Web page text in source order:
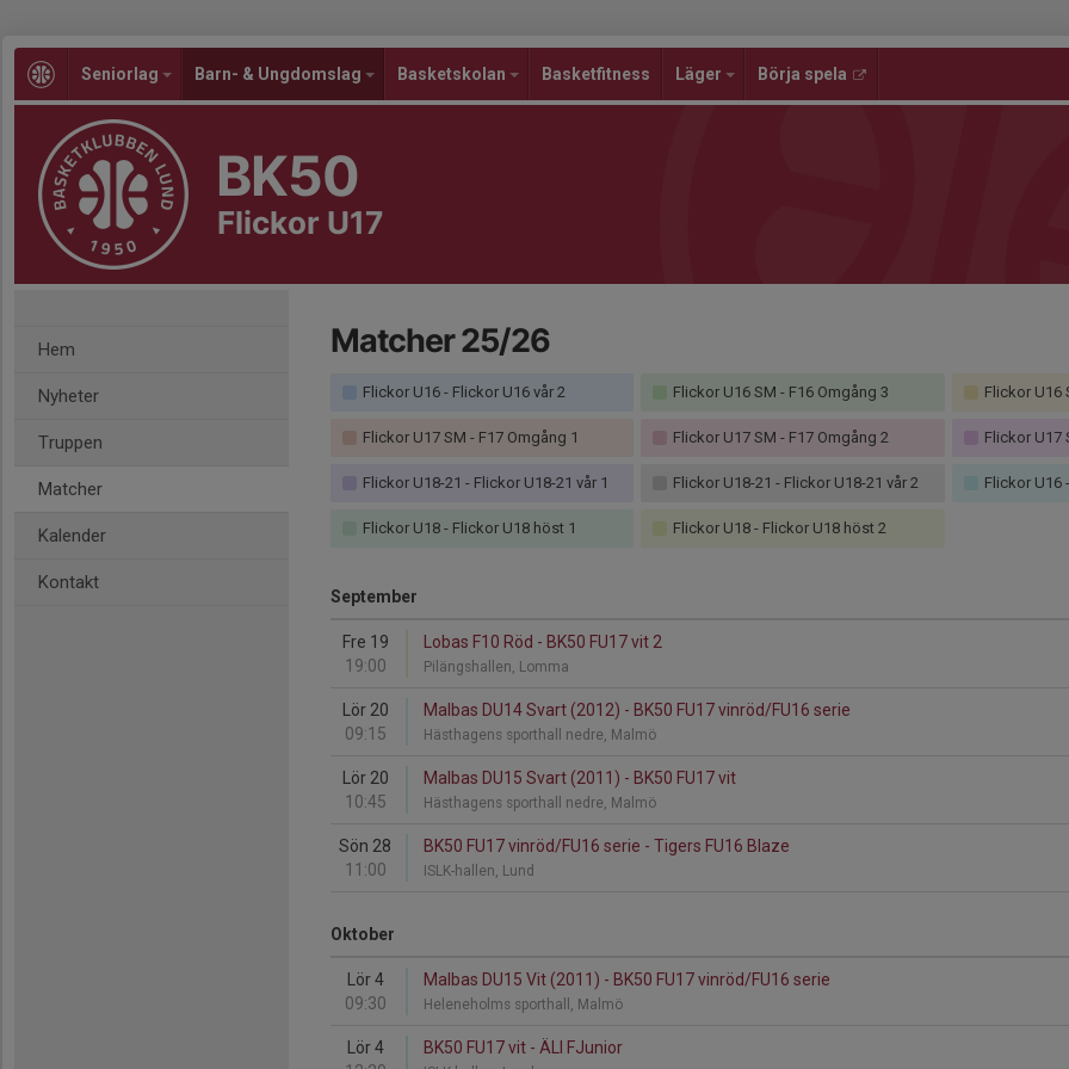
Seniorlag Barn- & Ungdomslag Basketskolan Basketfitness Läger Börja spela
BK50
Flickor U17
Hem
Nyheter
Truppen
Matcher
Kalender
Kontakt
Matcher 25/26
Flickor U16 - Flickor U16 vår 2 Flickor U16 SM - F16 Omgång 3 Flickor U16
Flickor U17 SM - F17 Omgång 1 Flickor U17 SM - F17 Omgång 2 Flickor U17
Flickor U18-21 - Flickor U18-21 vår 1 Flickor U18-21 - Flickor U18-21 vår 2 Flickor U16
Flickor U18 - Flickor U18 höst 1 Flickor U18 - Flickor U18 höst 2
September
Fre 19
19:00
Lobas F10 Röd - BK50 FU17 vit 2
Pilängshallen, Lomma
Lör 20
09:15
Malbas DU14 Svart (2012) - BK50 FU17 vinröd/FU16 serie
Hästhagens sporthall nedre, Malmö
Lör 20
10:45
Malbas DU15 Svart (2011) - BK50 FU17 vit
Hästhagens sporthall nedre, Malmö
Sön 28
11:00
BK50 FU17 vinröd/FU16 serie - Tigers FU16 Blaze
ISLK-hallen, Lund
Oktober
Lör 4
09:30
Malbas DU15 Vit (2011) - BK50 FU17 vinröd/FU16 serie
Heleneholms sporthall, Malmö
Lör 4
BK50 FU17 vit - ÄLI FJunior